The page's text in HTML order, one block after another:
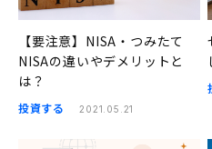
【要注意】NISA・つみたて
NISAの違いやデメリットと
は？
投資する 2021.05.21